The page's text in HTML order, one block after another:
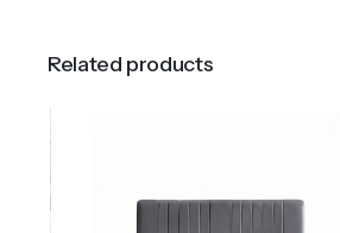
Related products